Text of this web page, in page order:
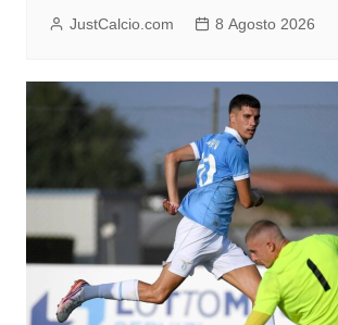
JustCalcio.com 8 Agosto 2026